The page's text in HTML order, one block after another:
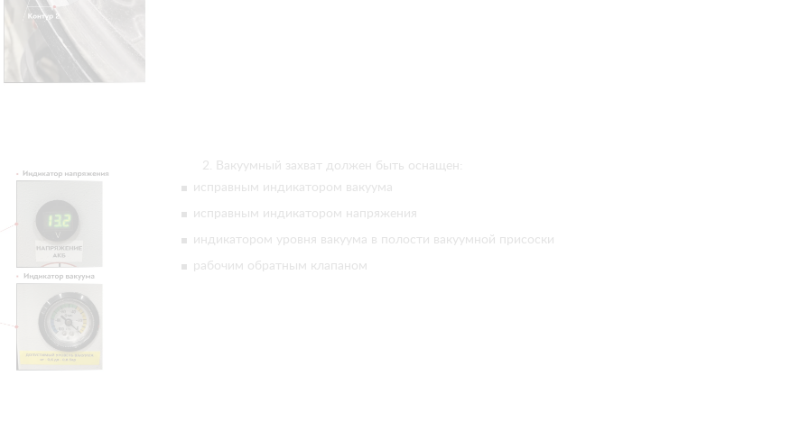
2. Вакуумный захват должен быть оснащен:
исправным индикатором вакуума
исправным индикатором напряжения
индикатором уровня вакуума в полости вакуумной присоски
рабочим обратным клапаном